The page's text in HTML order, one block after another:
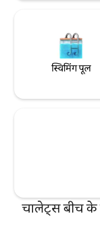
स्विमिंग पूल
चालेट्स बीच